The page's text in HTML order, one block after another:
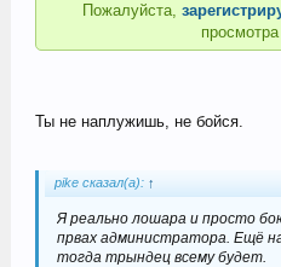
Пожалуйста,
Ты не наплужишь, не бойся.
pike сказал(а): ↑
Я реально лошара и просто
првах администратора. Ещё
тогда трындец всему будет.